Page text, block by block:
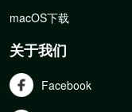
macOS下载
关于我们
Facebook